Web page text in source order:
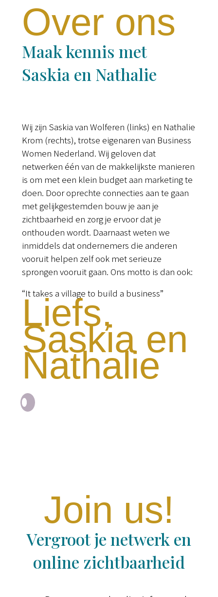
Over ons
Maak kennis met
Saskia en Nathalie
Wij zijn Saskia van Wolferen (links) en Nathalie
Krom (rechts), trotse eigenaren van Business
Women Nederland. Wij geloven dat
netwerken één van de makkelijkste manieren
is om met een klein budget aan marketing te
doen. Door oprechte connecties aan te gaan
met gelijkgestemden bouw je aan je
zichtbaarheid en zorg je ervoor dat je
onthouden wordt. Daarnaast weten we
inmiddels dat ondernemers die anderen
vooruit helpen zelf ook met serieuze
sprongen vooruit gaan. Ons motto is dan ook:
“It takes a village to build a business”
Liefs,
Saskia en
Nathalie
Join us!
Vergroot je netwerk en
online zichtbaarheid